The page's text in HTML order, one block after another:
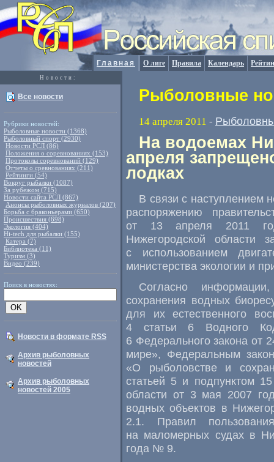
Главная О лиге Правила Календарь
Новости:
Все новости
Рубрики новостей:
Рыболовные новости (1368)
Рыболовный спорт (2930)
Новости РСЛ (86)
Положения о соревнованиях (153)
Протоколы соревнований (129)
Отчеты о сревнованиях (211)
Рейтинги (54)
Вокруг рыбалки (1087)
За рубежом (715)
Новости сайта РСЛ (867)
Анонсы рыболовных журналов (207)
Борьба с браконьерами (650)
Происшествия (698)
Экология (404)
Hi-tech для рыбалки (155)
Катера (7)
Библиотека (11)
Туризм (3)
Видео (239)
Поиск в новостях:
Новости в формате RSS
Архив рыболовных
новостей
Архив рыболовных
новостей 2005
Рыболовные
14 апреля 2011 -
На водоемах
апреля
лодках
В связи с наступлением
распоряжению
от 13 апреля 2011
Нижегородской области
с использованием
министерства экологии и
Согласно
сохранения водных
для их естественного
4 статьи 6 Водного
6 Федерального закона от
мире», Федеральным
«О рыболовстве и
статьей 5 и подпунктом
области от 3 мая 2007
водных объектов в
2.1. Правил
на маломерных судах в
года № 9.